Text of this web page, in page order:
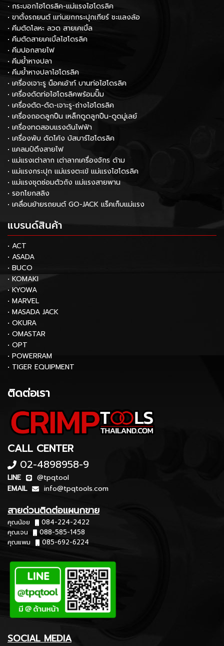
• กระบอกไฮโดรลิค-แม่แรงไฮโดรลิค
• ขาตั้งรถยนต์ แท่นยกกระปุกเกียร์ ชะแลงล้อ
• คีมตัดโลหะ ลวด สายเคเบิ้ล
• คีมตัดสายเคเบิ้ลไฮโดรลิค
• คีมปอกสายไฟ
• คีมย้ำหางปลา
• คีมย้ำหางปลาไฮโดรลิค
• เครื่องเจาะรู น็อคเอ้าท์ บานท่อไฮโดรลิค
• เครื่องดัดท่อไฮโดรลิคพร้อมปั๊ม
• เครื่องตัด-ดัด-เจาะรู-ถ่างไฮโดรลิค
• เครื่องถอดลูกปืน เหล็กดูดลูกปืน-ดูดมู่เลย์
• เครื่องทดสอบแรงดันไฟฟ้า
• เครื่องพับ ดัดโค้ง บัสบาร์ไฮโดรลิค
• แคลมป์ดึงสายไฟ
• แม่แรงเต่าลาก เต่าลากเครื่องจักร ด้าม
• แม่แรงกระปุก แม่แรงตะเข้ แม่แรงไฮโดรลิค
• แม่แรงชุดซ่อมตัวถัง แม่แรงสายพาน
• รอกโยกสลิง
• เคลื่อนย้ายรถยนต์ GO-JACK แร็คเก็บแม่แรง
แบรนด์สินค้า
• ACT
• ASADA
• BUCO
• KOMAKI
• KYOWA
• MARVEL
• MASADA JACK
• OKURA
• OMASTAR
• OPT
• POWERRAM
• TIGER EQUIPMENT
ติดต่อเรา
CALL CENTER
02-4898958-9
LINE
@tpqtool
EMAIL
info@tpqtools.com
สายด่วนติดต่อแผนกขาย
คุณน้อย
084-224-2422
คุณเจน
088-585-1458
คุณแพม
085-692-6224
SOCIAL MEDIA